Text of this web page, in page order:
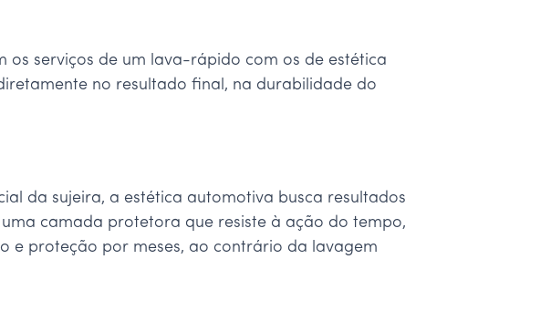
os serviços de um lava-rápido com os de estética
no resultado final, na durabilidade do
da sujeira, a estética automotiva busca resultados
camada protetora que resiste à ação do tempo,
e proteção por meses, ao contrário da lavagem